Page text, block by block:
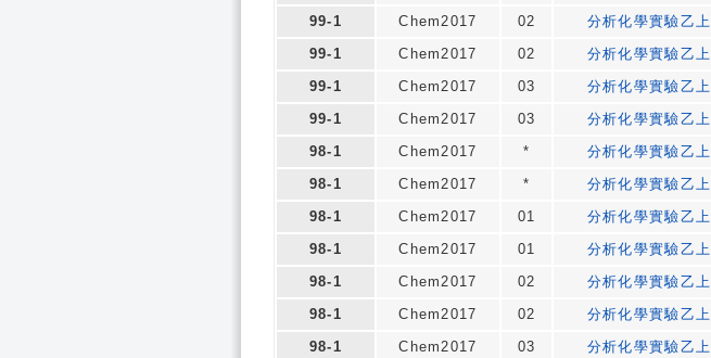
99-1
Chem2017 02 分析化學實驗乙上
99-1
Chem2017 02 分析化學實驗乙上
99-1
Chem2017 03 分析化學實驗乙上
99-1
Chem2017 03 分析化學實驗乙上
98-1
Chem2017 * 分析化學實驗乙上
98-1
Chem2017 * 分析化學實驗乙上
98-1
Chem2017 01 分析化學實驗乙上
98-1
Chem2017 01 分析化學實驗乙上
98-1
Chem2017 02 分析化學實驗乙上
98-1
Chem2017 02 分析化學實驗乙上
98-1
Chem2017 03 分析化學實驗乙上